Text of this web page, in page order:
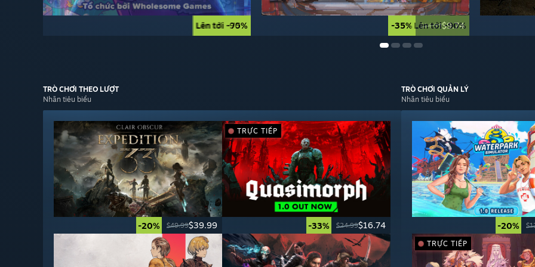
Lên tới -75% -35% $14.99$9.74
Lên tới -90% Lên tới -90%
TRÒ CHƠI THEO LƯỢT
Nhãn tiêu biểu
-20% $49.99$39.99 -33% $24.99$16.74
TRỰC TIẾP
TRÒ CHƠI QUẢN LÝ
Nhãn tiêu biểu
-20%
TRỰC TIẾP